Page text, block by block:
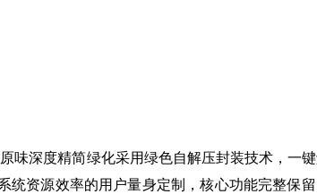
味深度精简绿化采用绿色自解压封装技术，一
统资源效率的用户量身定制，核心功能完整保